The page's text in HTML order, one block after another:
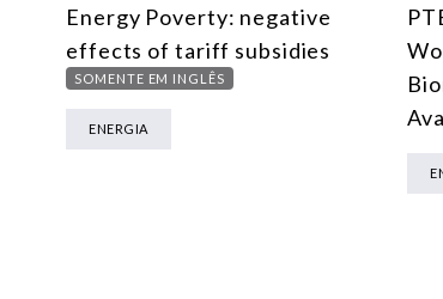
Energy Poverty: negative
effects of tariff subsidies
SOMENTE EM INGLÊS
ENERGIA